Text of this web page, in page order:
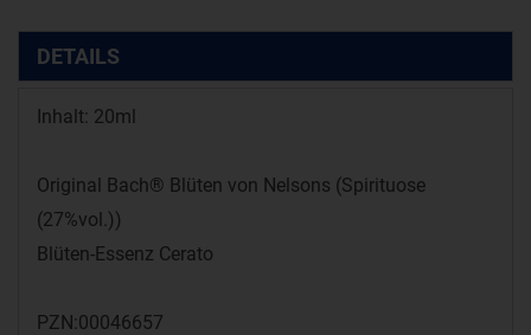
DETAILS
Inhalt: 20ml
Original Bach® Blüten von Nelsons (Spirituose
(27%vol.))
Blüten-Essenz Cerato
PZN:00046657